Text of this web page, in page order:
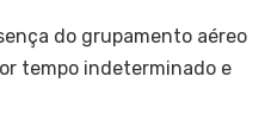
do grupamento aéreo
tempo indeterminado e